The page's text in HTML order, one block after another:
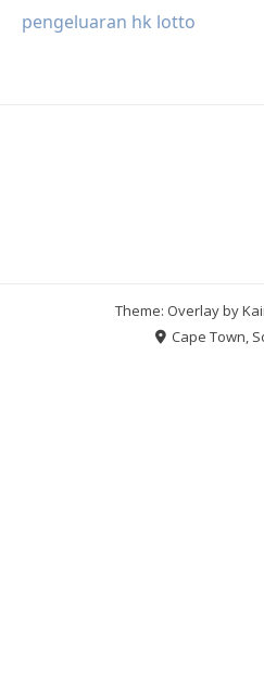
pengeluaran hk lotto
Theme: Overlay by
Cape Town,